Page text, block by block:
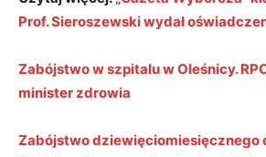
Prof. Sieroszewski wydał
Zabójstwo w szpitalu w Oleśnicy.
minister zdrowia
Zabójstwo dziewięciomiesięcznego